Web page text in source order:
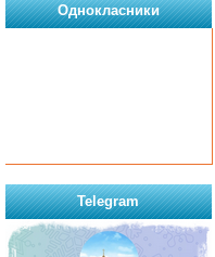
Однокласники
Telegram